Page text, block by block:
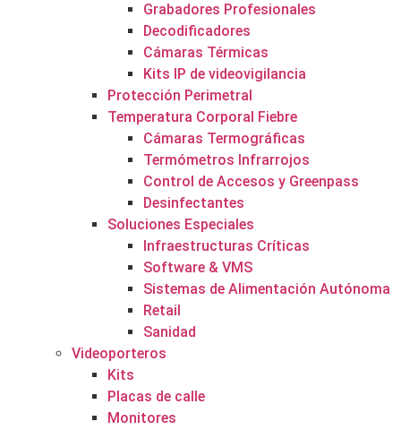
Grabadores Profesionales
Decodificadores
Cámaras Térmicas
Kits IP de videovigilancia
Protección Perimetral
Temperatura Corporal Fiebre
Cámaras Termográficas
Termómetros Infrarrojos
Control de Accesos y Greenpass
Desinfectantes
Soluciones Especiales
Infraestructuras Críticas
Software & VMS
Sistemas de Alimentación Autónoma
Retail
Sanidad
Videoporteros
Kits
Placas de calle
Monitores